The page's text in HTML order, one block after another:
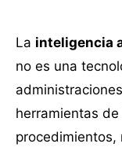
La inteligencia
no es una
herramientas de